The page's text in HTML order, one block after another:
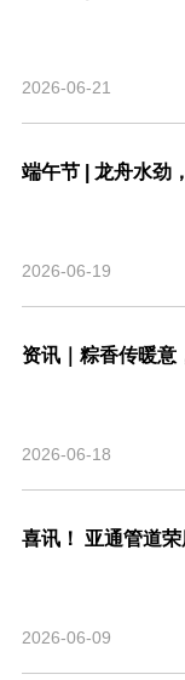
2026-06-21
端午节 | 龙舟水劲
2026-06-19
2026-06-18
2026-06-09